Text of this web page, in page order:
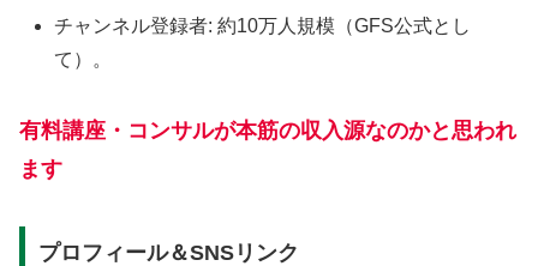
チャンネル登録者: 約10万人規模（GFS公式とし
て）。
有料講座・コンサルが本筋の収入源なのかと思われ
ます
プロフィール＆SNSリンク